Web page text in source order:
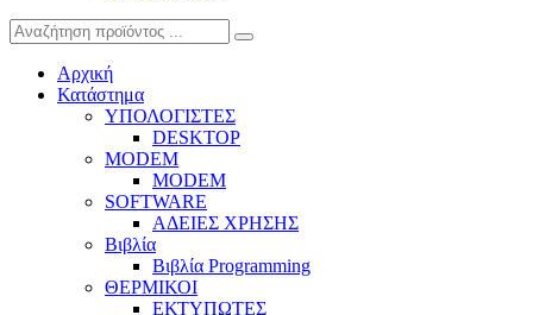
Αρχική
Κατάστημα
ΥΠΟΛΟΓΙΣΤΕΣ
DESKTOP
MODEM
MODEM
SOFTWARE
ΑΔΕΙΕΣ ΧΡΗΣΗΣ
Βιβλία
Βιβλία Programming
ΘΕΡΜΙΚΟΙ
ΕΚΤΥΠΩΤΕΣ